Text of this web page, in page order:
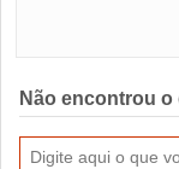
Não encontrou o